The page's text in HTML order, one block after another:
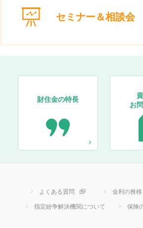
セミナー＆相談会
財住金の特長
お
よくある質問 金利の推移
指定紛争解決機関について
保険